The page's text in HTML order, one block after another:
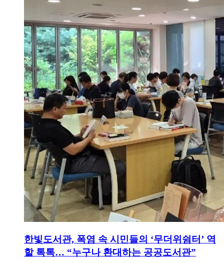
한빛도서관, 폭염 속 시민들의 ‘무더위쉼터’ 역
할 톡톡… “누구나 환대하는 공공도서관”